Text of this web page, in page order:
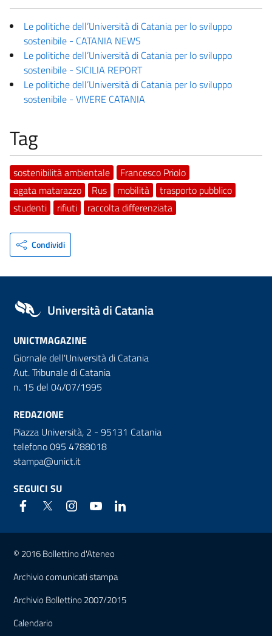
Le politiche dell’Università di Catania per lo sviluppo
sostenibile - CATANIA NEWS
Le politiche dell’Università di Catania per lo sviluppo
sostenibile - SICILIA REPORT
Le politiche dell’Università di Catania per lo sviluppo
sostenibile - VIVERE CATANIA
Tag
sostenibilità ambientale
Francesco Priolo
agata matarazzo
Rus mobilità
trasporto pubblico
studenti
rifiuti raccolta differenziata
Condividi
Università di Catania
UNICTMAGAZINE
Giornale dell'Università di Catania
Aut. Tribunale di Catania
n. 15 del 04/07/1995
REDAZIONE
Piazza Università, 2 - 95131 Catania
telefono 095 4788018
stampa@unict.it
SEGUICI SU
Link e informazioni utili
© 2016 Bollettino d'Ateneo
Archivio comunicati stampa
Archivio Bollettino 2007/2015
Calendario